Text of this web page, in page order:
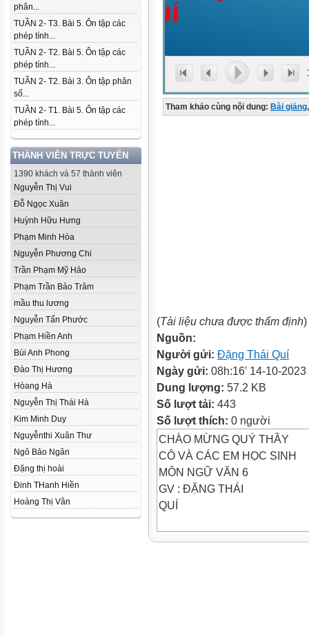
phân...
TUẦN 2- T3. Bài 5. Ôn tập các
phép tính...
TUẦN 2- T2. Bài 5. Ôn tập các
phép tính...
TUẦN 2- T2. Bài 3. Ôn tập phân
số...
TUẦN 2- T1. Bài 5. Ôn tập các
phép tính...
THÀNH VIÊN TRỰC TUYẾN
1390 khách và 57 thành viên
Nguyễn Thị Vui
Đỗ Ngọc Xuân
Huỳnh Hữu Hưng
Phạm Minh Hòa
Nguyễn Phương Chi
Trần Phạm Mỹ Hảo
Phạm Trần Bảo Trâm
mầu thu lương
Nguyễn Tấn Phước
Phạm Hiền Anh
Bùi Anh Phong
Đào Thị Hương
Hòang Hà
Nguyễn Thị Thái Hà
Kim Minh Duy
Nguyễnthi Xuân Thư
Ngô Bảo Ngân
Đặng thị hoài
Đinh THanh Hiền
Hoàng Thị Vân
Tham khảo cùng nội dung: Bài giảng,
(Tài liệu chưa được thẩm định)
Nguồn:
Người gửi: Đặng Thái Quí
Ngày gửi: 08h:16' 14-10-2023
Dung lượng: 57.2 KB
Số lượt tải: 443
Số lượt thích: 0 người
CHÀO MỪNG QUÝ THẦY
CÔ VÀ CÁC EM HỌC SINH
MÔN NGỮ VĂN 6
GV : ĐẶNG THÁI
QUÍ